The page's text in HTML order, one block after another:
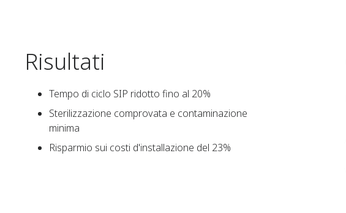
Risultati
Tempo di ciclo SIP ridotto fino al 20%
Sterilizzazione comprovata e contaminazione
minima
Risparmio sui costi d'installazione del 23%